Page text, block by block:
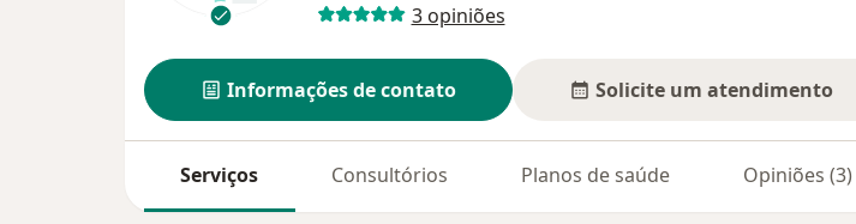
3 opiniões
Informações de contato Solicite um atendimento
Serviços Consultórios Planos de saúde Opiniões (3)